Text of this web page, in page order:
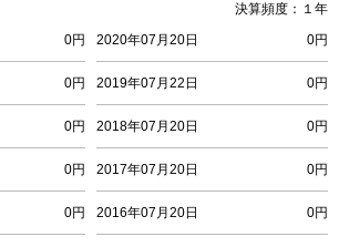
決算頻度：１年
0円
0円
0円
0円
0円
2020年07月20日 0円
2019年07月22日 0円
2018年07月20日 0円
2017年07月20日 0円
2016年07月20日 0円